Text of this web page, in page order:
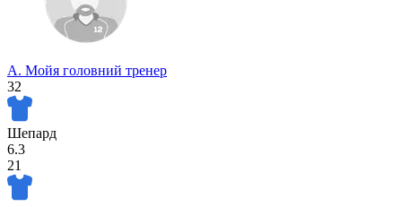
А. Мойя головний тренер
32
Шепард
6.3
21